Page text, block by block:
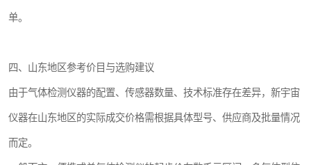
单。
四、山东地区参考价目与选购建议
由于气体检测仪器的配置、传感器数量、技术标准存在差异，新宇宙
仪器在山东地区的实际成交价格需根据具体型号、供应商及批量情况
而定。